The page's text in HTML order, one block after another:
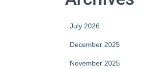
July 2026
December 2025
November 2025